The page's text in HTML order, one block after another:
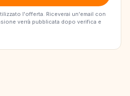
l'offerta. Riceverai un'email con
verrà pubblicata dopo verifica e